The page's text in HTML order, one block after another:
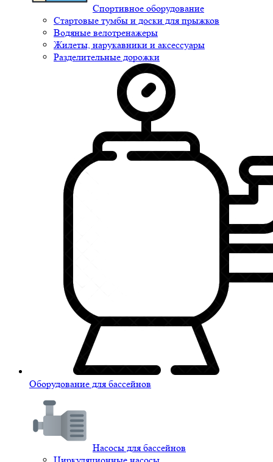
Спортивное оборудование
Стартовые тумбы и доски для прыжков
Водяные велотренажеры
Жилеты, нарукавники и аксессуары
Разделительные дорожки
Оборудование для бассейнов
Насосы для бассейнов